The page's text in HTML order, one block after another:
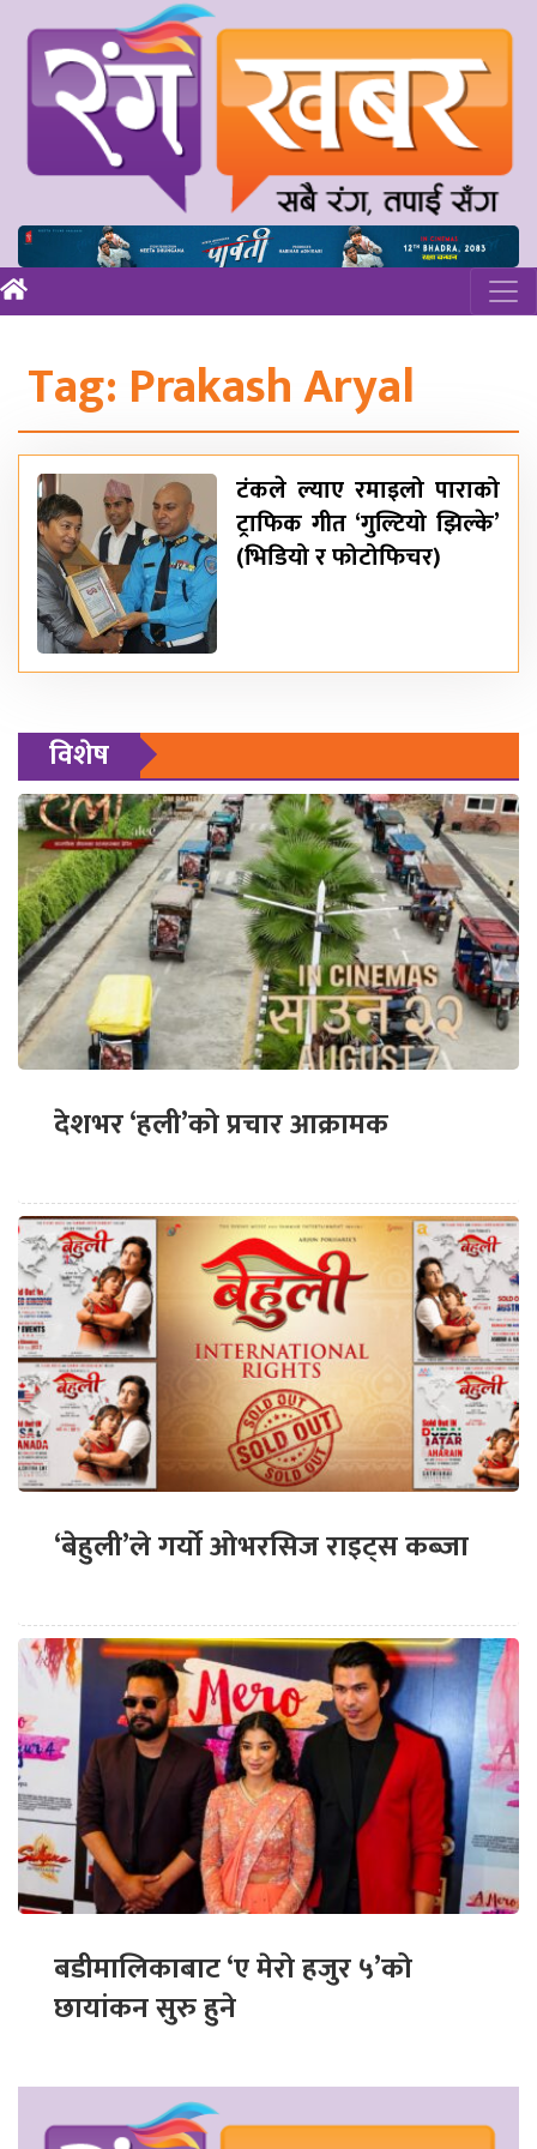
Tag: Prakash Aryal
टंकले ल्याए रमाइलो पाराको
ट्राफिक गीत ‘गुल्टियो झिल्के’
(भिडियो र फोटोफिचर)
विशेष
देशभर ‘हली’को प्रचार आक्रामक
‘बेहुली’ले गर्यो ओभरसिज राइट्स कब्जा
बडीमालिकाबाट ‘ए मेरो हजुर ५’को
छायांकन सुरु हुने